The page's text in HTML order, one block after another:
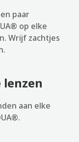
paar
op elke
Wrijf zachtjes
lenzen
aan elke